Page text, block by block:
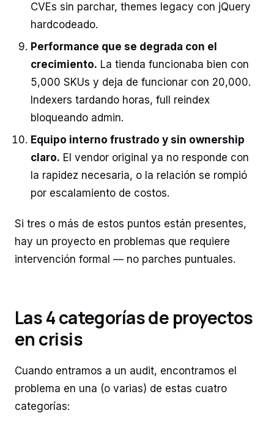
CVEs sin parchar, themes legacy con jQuery
hardcodeado.
Performance que se degrada con el
crecimiento. La tienda funcionaba bien con
5,000 SKUs y deja de funcionar con 20,000.
Indexers tardando horas, full reindex
bloqueando admin.
Equipo interno frustrado y sin ownership
claro. El vendor original ya no responde con
la rapidez necesaria, o la relación se rompió
por escalamiento de costos.
Si tres o más de estos puntos están presentes,
hay un proyecto en problemas que requiere
intervención formal — no parches puntuales.
Las 4 categorías de proyectos
en crisis
Cuando entramos a un audit, encontramos el
problema en una (o varias) de estas cuatro
categorías: